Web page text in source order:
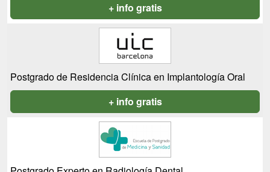
+ info gratis
Postgrado de Residencia Clínica en Implantología Oral
+ info gratis